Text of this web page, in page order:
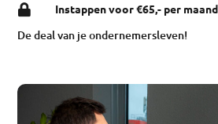
 Instappen voor €65,- per maand
De deal van je ondernemersleven!